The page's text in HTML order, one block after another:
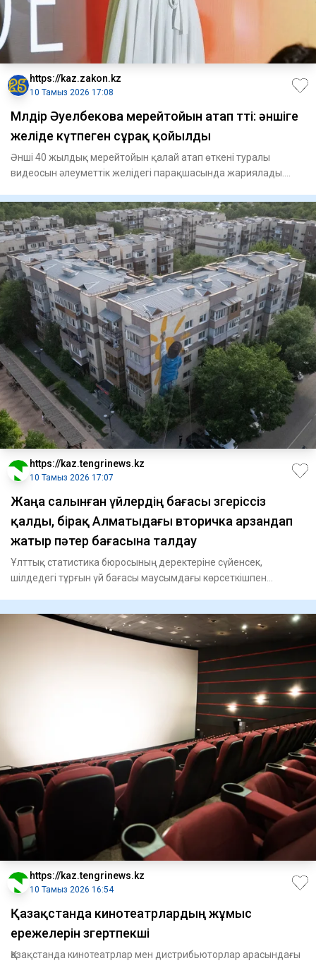
https://kaz.zakon.kz
10 Тамыз 2026 17:08
Мөлдір Әуелбекова мерейтойын атап өтті: әншіге
желіде күтпеген сұрақ қойылды
Әнші 40 жылдық мерейтойын қалай атап өткені туралы
видеосын әлеуметтік желідегі парақшасында жариялады.
https://kaz.tengrinews.kz
10 Тамыз 2026 17:07
Жаңа салынған үйлердің бағасы өзгеріссіз
қалды, бірақ Алматыдағы вторичка арзандап
жатыр пәтер бағасына талдау
Ұлттық статистика бюросының деректеріне сүйенсек,
шілдедегі тұрғын үй бағасы маусымдағы көрсеткішпен
https://kaz.tengrinews.kz
10 Тамыз 2026 16:54
Қазақстанда кинотеатрлардың жұмыс
ережелерін өзгертпекші
Қазақстанда кинотеатрлар мен дистрибьюторлар арасындағы